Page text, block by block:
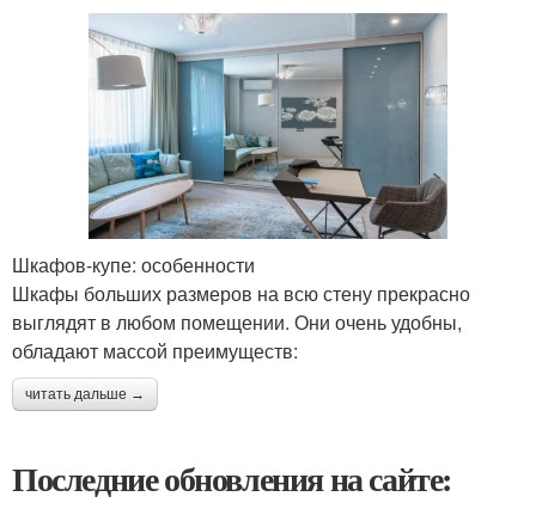
Шкафов-купе: особенности
Шкафы больших размеров на всю стену прекрасно
выглядят в любом помещении. Они очень удобны,
обладают массой преимуществ:
читать дальше →
Последние обновления на сайте: